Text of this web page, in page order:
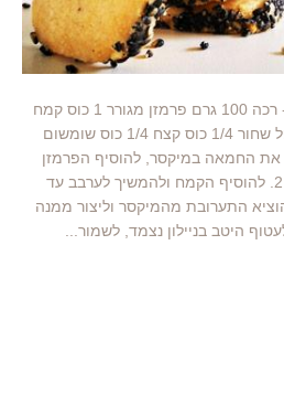
100 גרם חמאה - רכה 100 גרם פרמזן מגורר 1 כוס קמח
את החמאה במיקסר, להוסיף הפרמזן
מלח ופלפל ולהמשיך לערבב. 2. להוסיף הקמח ולהמשיך לערבב עד
תערובת אחידה. 3. להוציא התערובת מהמיקסר וליצור ממנה